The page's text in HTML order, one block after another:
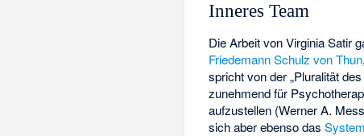
Inneres Team
Die Arbeit von Virginia Satir
Friedemann Schulz von Thun
spricht von der „Pluralität
zunehmend für
aufzustellen (Werner A.
sich aber ebenso das